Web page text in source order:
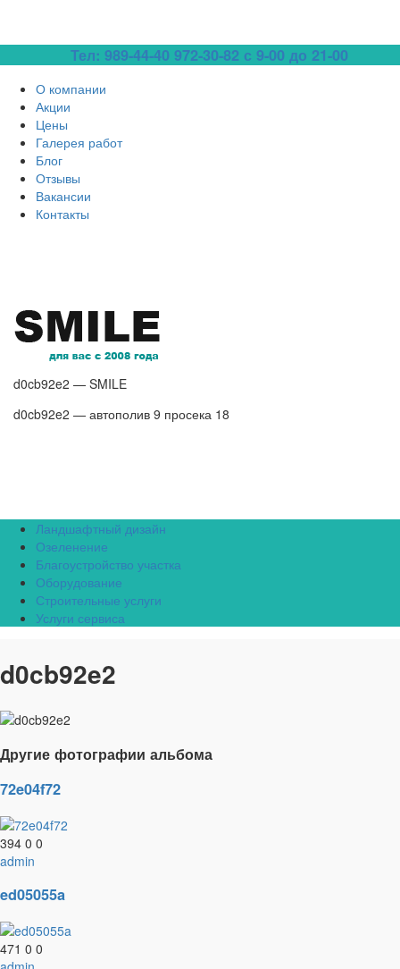
Тел: 989-44-40 972-30-82 с 9-00 до 21-00
О компании
Акции
Цены
Галерея работ
Блог
Отзывы
Вакансии
Контакты
d0cb92e2 — SMILE
d0cb92e2 — автополив 9 просека 18
Ландшафтный дизайн
Озеленение
Благоустройство участка
Оборудование
Строительные услуги
Услуги сервиса
d0cb92e2
Другие фотографии альбома
72e04f72
394 0 0
admin
ed05055a
471 0 0